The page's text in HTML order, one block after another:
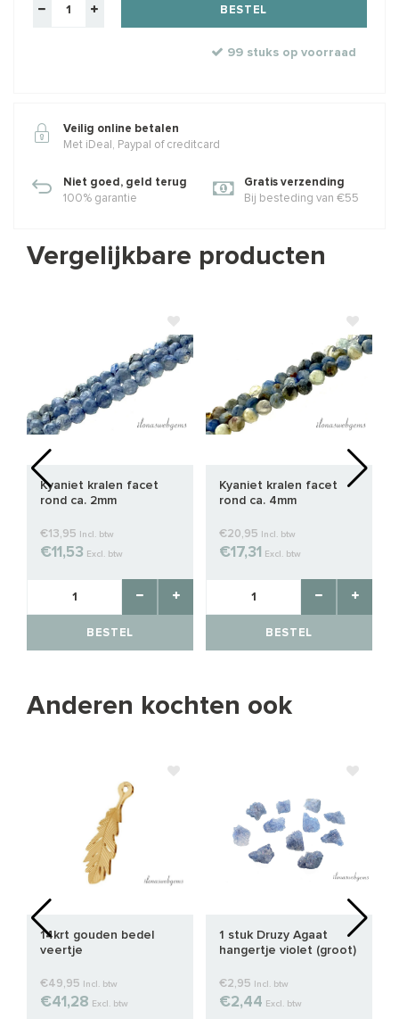
BESTEL
99 stuks op voorraad
Veilig online betalen
Met iDeal, Paypal of creditcard
Niet goed, geld terug
100% garantie
Gratis verzending
Bij besteding van €55
Vergelijkbare producten
Kyaniet kralen facet
rond ca. 2mm
€13,95 Incl. btw
€11,53 Excl. btw
BESTEL
Kyaniet kralen facet
rond ca. 4mm
€20,95 Incl. btw
€17,31 Excl. btw
BESTEL
Anderen kochten ook
14krt gouden bedel
veertje
€49,95 Incl. btw
€41,28 Excl. btw
1 stuk Druzy Agaat
hangertje violet (groot)
€2,95 Incl. btw
€2,44 Excl. btw